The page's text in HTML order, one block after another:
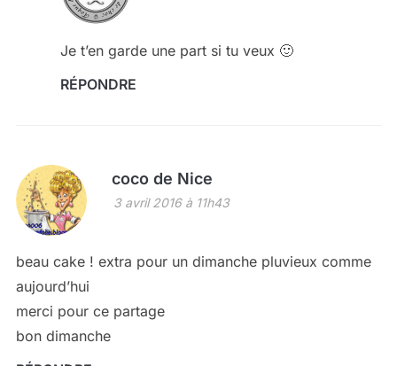
Je t’en garde une part si tu veux 🙂
RÉPONDRE
coco de Nice
3 avril 2016 à 11h43
beau cake ! extra pour un dimanche pluvieux comme
aujourd’hui
merci pour ce partage
bon dimanche